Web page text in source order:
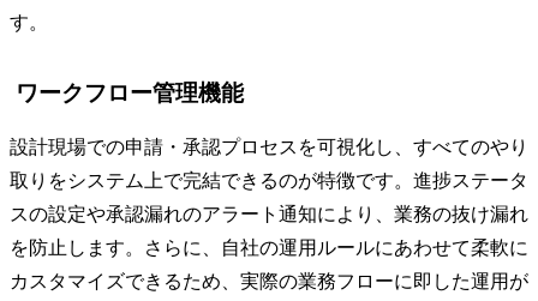
す。
ワークフロー管理機能
設計現場での申請・承認プロセスを可視化し、すべてのやり
取りをシステム上で完結できるのが特徴です。進捗ステータ
スの設定や承認漏れのアラート通知により、業務の抜け漏れ
を防止します。さらに、自社の運用ルールにあわせて柔軟に
カスタマイズできるため、実際の業務フローに即した運用が